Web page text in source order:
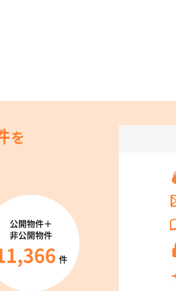
を
公開物件＋
非公開物件
件